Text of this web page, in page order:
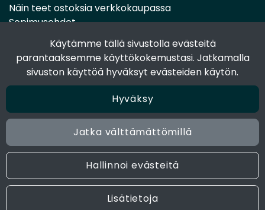
Käytämme tällä sivustolla evästeitä
parantaaksemme käyttökokemustasi. Jatkamalla
sivuston käyttöä hyväksyt evästeiden käytön.
Hyväksy
Jatka välttämättömillä
Hallinnoi evästeitä
Lisätietoja
Näin teet ostoksia verkkokaupassa
Sopimusehdot
Toimitustavat
Maksutavat
Tietosuojaseloste
Seuraa sosiaalisessa mediassa
Facebook
Instagram
© 2024 Joen Tukkutiimi. All rights reserved. Site by